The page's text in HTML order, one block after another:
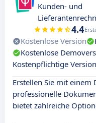
Kunden- und
4.4
Kostenlose Version
Kostenlose
Kostenpflichtige
Erstellen Sie mit einem
professionelle
bietet zahlreiche